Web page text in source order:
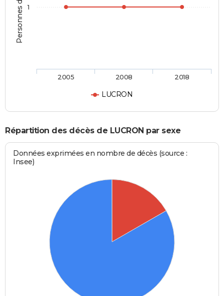
LUCRON
2005 2008 2018
1
Répartition des décès de LUCRON par sexe
Données exprimées en nombre de décès (source :
Insee)